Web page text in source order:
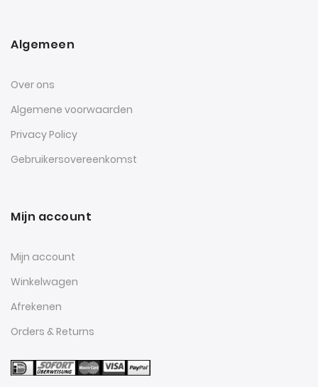
Algemeen
Over ons
Algemene voorwaarden
Privacy Policy
Gebruikersovereenkomst
Mijn account
Mijn account
Winkelwagen
Afrekenen
Orders & Returns